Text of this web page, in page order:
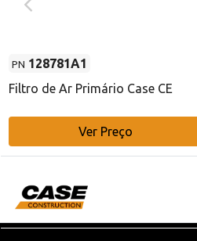
PN 128781A1
Filtro de Ar Primário Case CE
Ver Preço